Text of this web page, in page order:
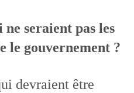
seraient pas les
le gouvernement ?
devraient être